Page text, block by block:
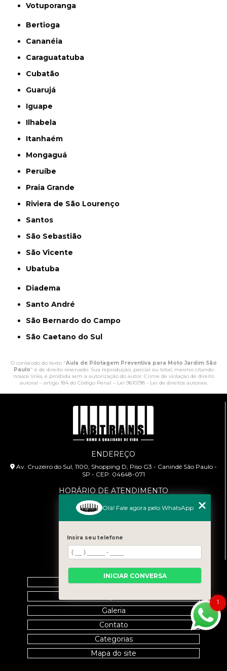
Votuporanga
Bertioga
Cananéia
Caraguatatuba
Cubatão
Guarujá
Iguape
Ilhabela
Itanhaém
Mongaguá
Peruíbe
Praia Grande
Riviera de São Lourenço
Santos
São Sebastião
São Vicente
Ubatuba
Diadema
Santo André
São Bernardo do Campo
São Caetano do Sul
O conteúdo do texto "Aula de Pilotagem Preventiva para Moto Jardim São
Paulo" é de direito reservado. Sua reprodução, parcial ou total, mesmo citando
nossos links, é proibida sem a autorização do autor. Crime de violação de direito
autoral – artigo 184 do Código Penal – Lei 9610/98 - Lei de direitos autorais.
ENDEREÇO
Av. Cruzeiro do Sul, 1100, Shopping D, Piso G3 - Canindé São Paulo -
SP - CEP: 04648-071
HORÁRIO DE ATENDIMENTO
Segunda à Sexta: 9:00h às 18:00h
CONTATO
(11) 99458-7351
cursoabtrans@gmail.com
MENU
Home
Galeria
Contato
Categorias
Mapa do site
1
Olá! Fale agora pelo WhatsApp
Insira seu telefone
INICIAR CONVERSA